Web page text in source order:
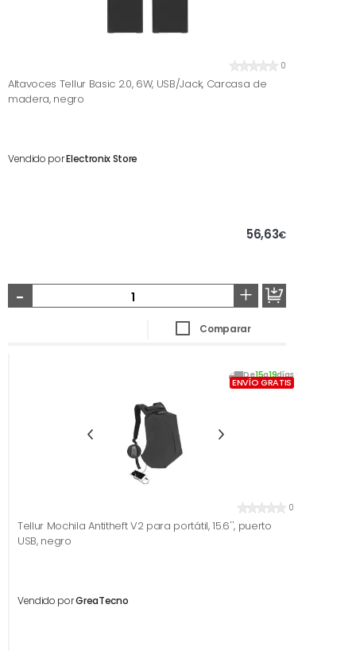
0
Altavoces Tellur Basic 2.0, 6W, USB/Jack, Carcasa de
madera, negro
Vendido porElectronix Store
56,63€
- +
Comparar
De15a19días
ENVÍO GRATIS
0
Tellur Mochila Antitheft V2 para portátil, 15.6'', puerto
USB, negro
Vendido porGreaTecno